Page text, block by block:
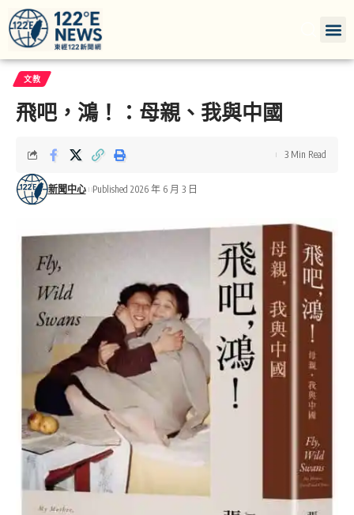
文教
飛吧，鴻！：母親、我與中國
新聞中心 Published 2026 年 6 月 3 日
3 Min Read